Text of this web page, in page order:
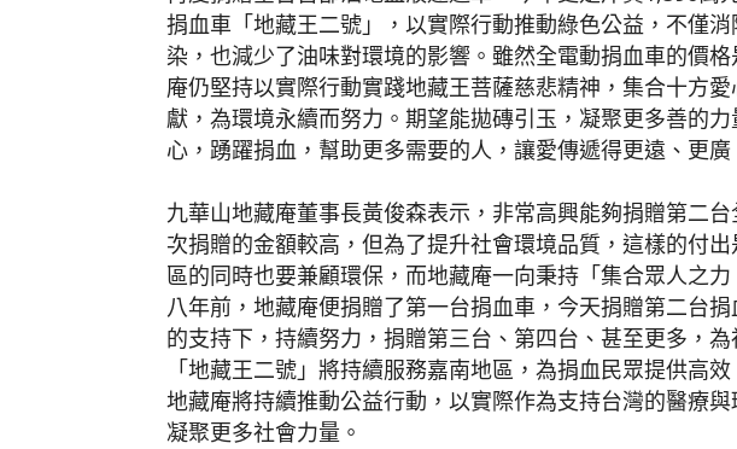
捐血車「地藏王二號」，以實際行動推動綠色公益，不僅
染，也減少了油味對環境的影響。雖然全電動捐血車的價
庵仍堅持以實際行動實踐地藏王菩薩慈悲精神，集合十方
獻，為環境永續而努力。期望能拋磚引玉，凝聚更多善的
心，踴躍捐血，幫助更多需要的人，讓愛傳遞得更遠、更廣
九華山地藏庵董事長黃俊森表示，非常高興能夠捐贈第二
次捐贈的金額較高，但為了提升社會環境品質，這樣的付
區的同時也要兼顧環保，而地藏庵一向秉持「集合眾人之
八年前，地藏庵便捐贈了第一台捐血車，今天捐贈第二台
的支持下，持續努力，捐贈第三台、第四台、甚至更多，
「地藏王二號」將持續服務嘉南地區，為捐血民眾提供高
地藏庵將持續推動公益行動，以實際作為支持台灣的醫療與
凝聚更多社會力量。